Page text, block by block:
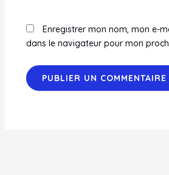
Enregistrer mon nom, mon e-
dans le navigateur pour mon